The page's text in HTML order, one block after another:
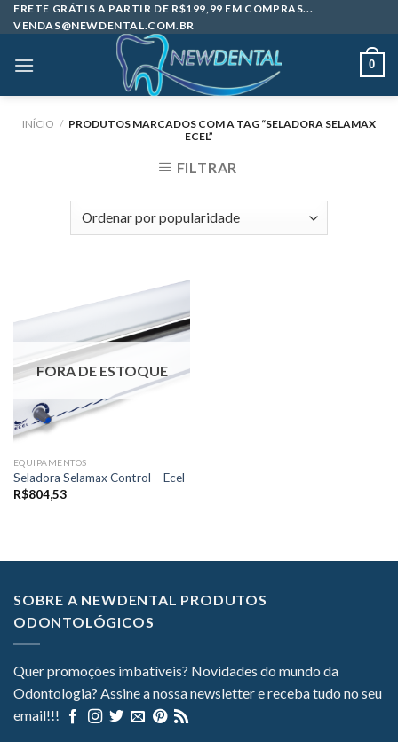
Skip
to
FRETE GRÁTIS A PARTIR DE R$199,99 EM COMPRAS...
VENDAS@NEWDENTAL.COM.BR
0
INÍCIO / PRODUTOS MARCADOS COM A TAG “SELADORA SELAMAX
ECEL”
FILTRAR
FORA DE ESTOQUE
EQUIPAMENTOS
Seladora Selamax Control – Ecel
R$804,53
SOBRE A NEWDENTAL PRODUTOS
ODONTOLÓGICOS
Quer promoções imbatíveis? Novidades do mundo da
Odontologia? Assine a nossa newsletter e receba tudo no seu
email!!!